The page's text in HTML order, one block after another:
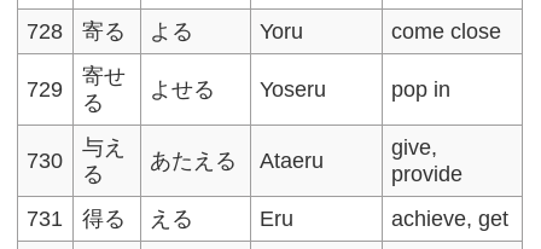
728 寄る よる Yoru come close
729
寄せ
る
よせる Yoseru pop in
730
与え
る
あたえる Ataeru
give,
provide
731
得る える Eru achieve, get